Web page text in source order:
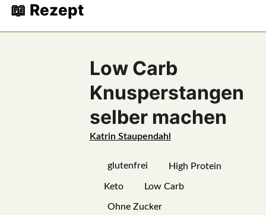
📖 Rezept
Low Carb
Knusperstangen
selber machen
Katrin Staupendahl
glutenfrei High Protein
Keto Low Carb
Ohne Zucker